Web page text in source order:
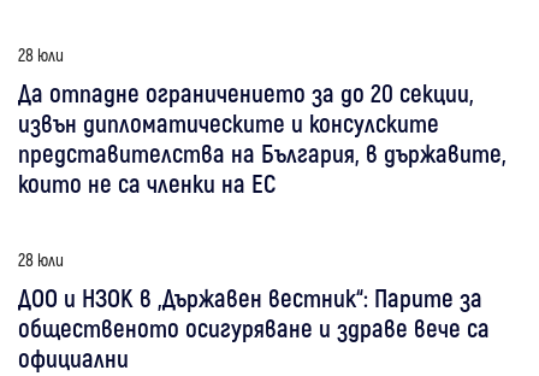
28 юли
Да отпадне ограничението за до 20 секции,
извън дипломатическите и консулските
представителства на България, в държавите,
които не са членки на ЕС
28 юли
ДОО и НЗОК в „Държавен вестник“: Парите за
общественото осигуряване и здраве вече са
официални